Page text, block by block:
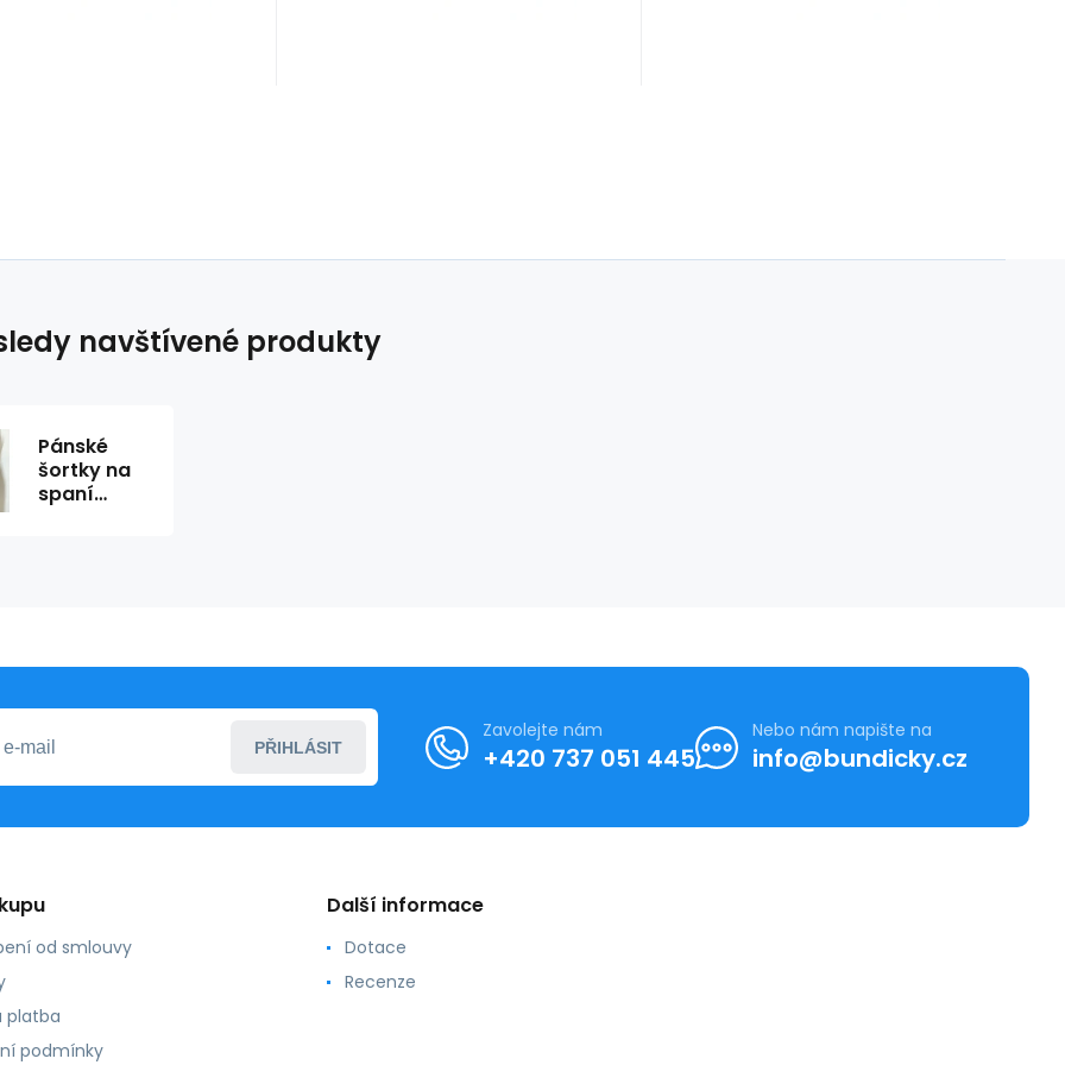
navštívené produkty
Pánské
šortky na
spaní
PŘIHLÁSIT
Zavolejte nám
+420 737 051 445
Nebo nám napište na
info@bundicky.cz
od smlouvy
platba
podmínky
Další informace
Dotace
Recenze